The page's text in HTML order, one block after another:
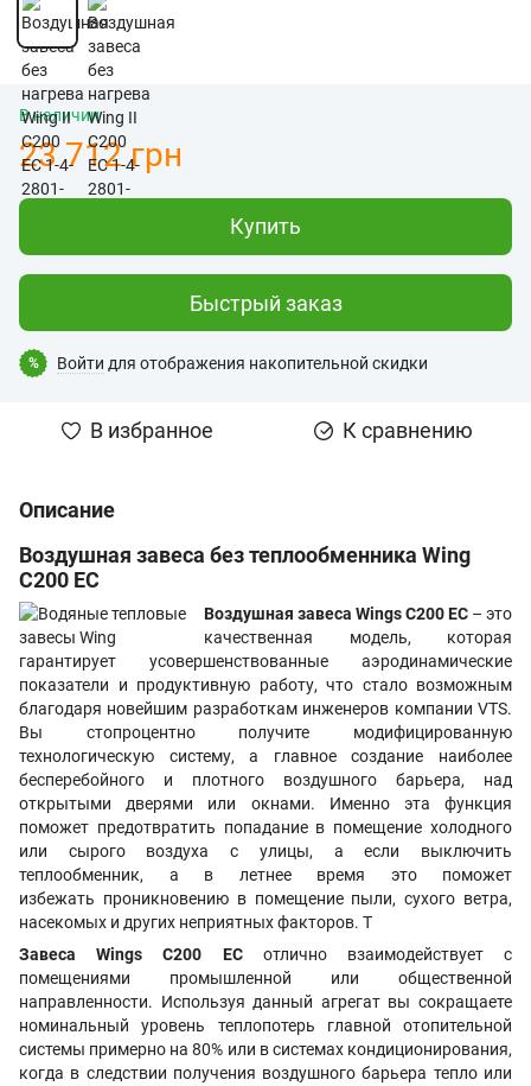
В наличии
23 712 грн
Купить
Быстрый заказ
% Войти для отображения накопительной скидки
В избранное К сравнению
Описание
Воздушная завеса без теплообменника Wing
С200 EC
Воздушная завеса Wings С200 EC – это
качественная модель, которая
гарантирует усовершенствованные аэродинамические
показатели и продуктивную работу, что стало возможным
благодаря новейшим разработкам инженеров компании VTS.
Вы стопроцентно получите модифицированную
технологическую систему, а главное создание наиболее
бесперебойного и плотного воздушного барьера, над
открытыми дверями или окнами. Именно эта функция
поможет предотвратить попадание в помещение холодного
или сырого воздуха с улицы, а если выключить
теплообменник, а в летнее время это поможет
избежать проникновению в помещение пыли, сухого ветра,
насекомых и других неприятных факторов. Т
Завеса Wings С200 ECотлично взаимодействует с
помещениями промышленной или общественной
направленности. Используя данный агрегат вы сокращаете
номинальный уровень теплопотерь главной отопительной
системы примерно на 80% или в системах кондиционирования,
когда в следствии получения воздушного барьера тепло или